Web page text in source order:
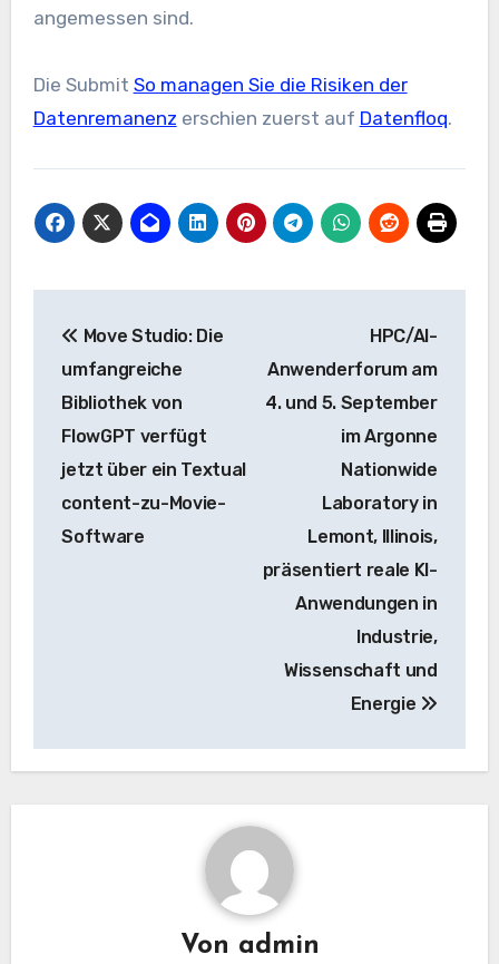
angemessen sind.
Die Submit So managen Sie die Risiken der
Datenremanenz erschien zuerst auf Datenfloq.
Navigation
Move Studio: Die
umfangreiche
Bibliothek von
FlowGPT verfügt
jetzt über ein Textual
content-zu-Movie-
Software
HPC/AI-
Anwenderforum am
4. und 5. September
im Argonne
Nationwide
Laboratory in
Lemont, Illinois,
präsentiert reale KI-
Anwendungen in
Industrie,
Wissenschaft und
Energie
Von admin